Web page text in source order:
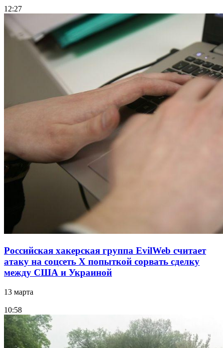
12:27
Российская хакерская группа EvilWeb считает
атаку на соцсеть Х попыткой сорвать сделку
между США и Украиной
13 марта
10:58